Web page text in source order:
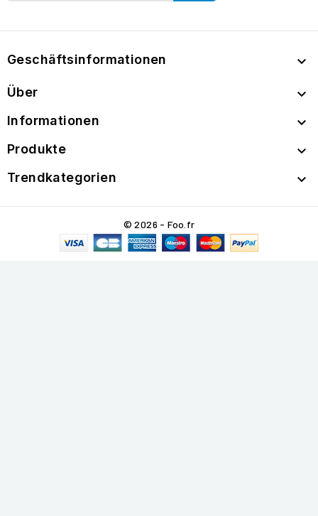
Geschäftsinformationen 
Über 
Informationen 
Produkte 
Trendkategorien 
© 2026 - Foo.fr